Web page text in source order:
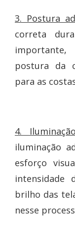
3. Postura
correta
postura da
para as
4.
iluminação
esforço
intensidade
brilho das
nesse